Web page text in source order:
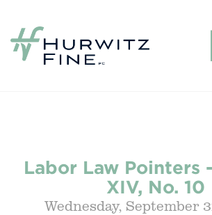
Labor Law Pointers
XIV, No. 10
Wednesday, September